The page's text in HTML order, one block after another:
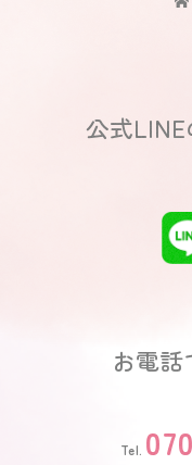
公式
お電
Tel.